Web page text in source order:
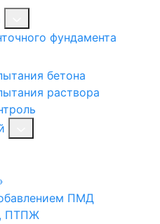
фундамента
бетона
раствора
ПМД
ПТПЖ